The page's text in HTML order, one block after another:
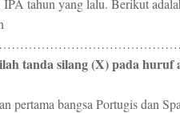
tahun yang lalu. Berikut
tanda silang (X) pada huruf
pertama bangsa Portugis dan